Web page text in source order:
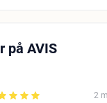
på AVIS
2